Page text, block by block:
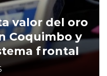
valor del oro
Coquimbo y
frontal